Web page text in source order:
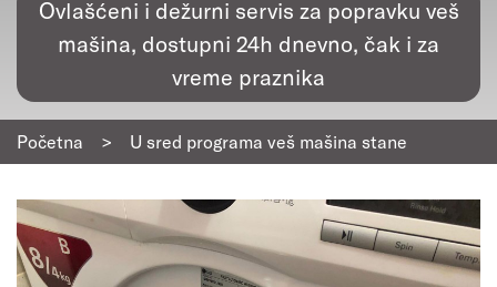
Ovlašćeni i dežurni servis za popravku veš
mašina, dostupni 24h dnevno, čak i za
vreme praznika
Početna > U sred programa veš mašina stane